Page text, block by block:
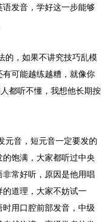
发音，学好这一步能够
，如果不讲究技巧乱模
可能越练越糟，就像你
都听不懂，我想他长期按
音，短元音一定要发的
饱满，大家都听过中央
常好听，原因是他用唱
道理，大家不妨试一
用口腔前部发音，中级